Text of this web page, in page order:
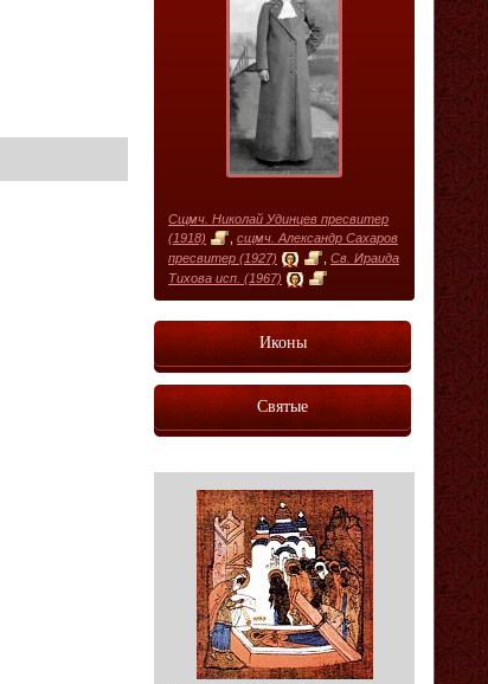
Сщмч. Николай Удинцев пресвитер
(1918)
сщмч. Александр Сахаров
пресвитер (1927)
Св. Ираида
Тихова исп. (1967)
Иконы
Святые